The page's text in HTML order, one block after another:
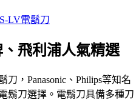
LV電鬍刀
飛利浦人氣精選
，Panasonic、Philips等知名
鬍刀選擇。電鬍刀具備多種刀